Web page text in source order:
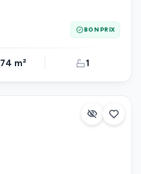
BON PRIX
74 m² 1